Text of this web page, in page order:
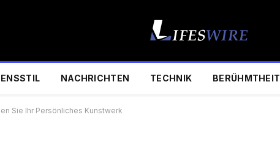
NACHRICHTEN TECHNIK BERÜHMTHEIT
Sie Ihr Persönliches Kunstwerk